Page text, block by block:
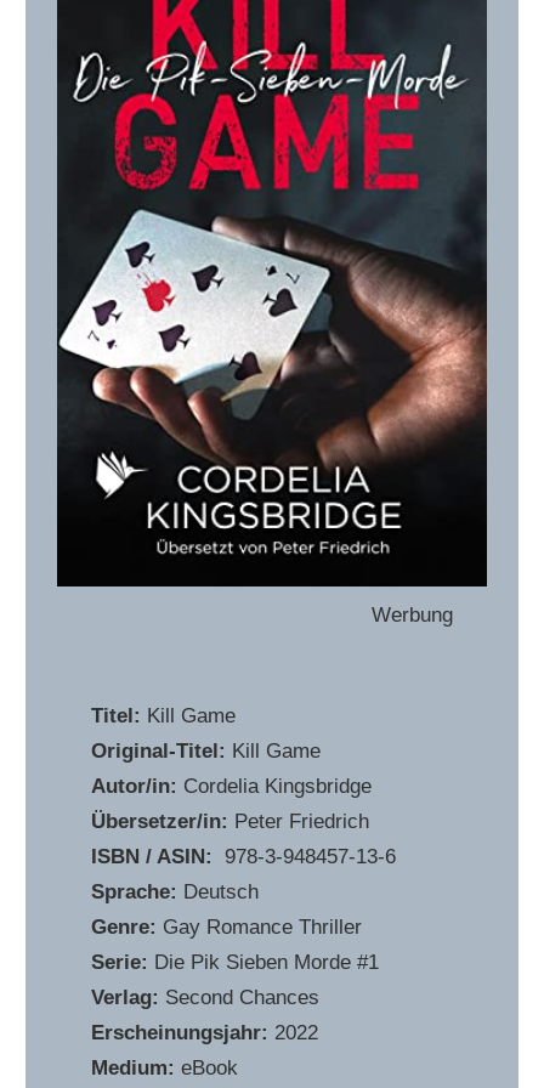
Werbung
Titel: Kill Game
Original-Titel: Kill Game
Autor/in: Cordelia Kingsbridge
Übersetzer/in: Peter Friedrich
ISBN / ASIN:
‎ 978-3-948457-13-6
Sprache: Deutsch
Genre: Gay Romance Thriller
Serie: Die Pik Sieben Morde #1
Verlag: Second Chances
Erscheinungsjahr: 2022
Medium: eBook